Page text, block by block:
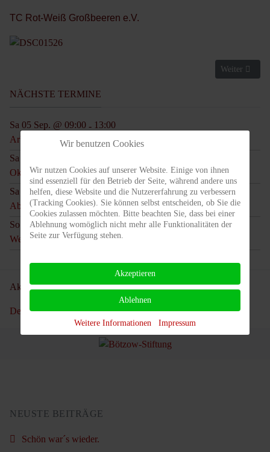
TC Rot-Weiß Großbeeren e.V.
Nächster
Weiter
NÄCHSTE TERMINE
Sa 05 Sep. @ 09:00 - 13:00
Arbeitseinsatz
Sa 17 Okt. @ 13:00
Oktoberfest
Sa 14 Nov. @ 10:00-12:00
Abbau der Plätze
So 29 Nov. @ 16:00-19:00
Weihnachtsmarkt des TC RW GB - Feuerzangenbowle
Aktuelle Seite:Startseite Verein Vorstand
Der Vorstand Informiert Nachruf - Carl Ahlgrimm
NEUSTE BEITRÄGE
Schön war´s wieder.
Wir benutzen Cookies
Wir nutzen Cookies auf unserer Website. Einige von ihnen
sind essenziell für den Betrieb der Seite, während andere uns
helfen, diese Website und die Nutzererfahrung zu verbessern
(Tracking Cookies). Sie können selbst entscheiden, ob Sie die
Cookies zulassen möchten. Bitte beachten Sie, dass bei einer
Ablehnung womöglich nicht mehr alle Funktionalitäten der
Seite zur Verfügung stehen.
Akzeptieren
Ablehnen
Weitere Informationen Impressum